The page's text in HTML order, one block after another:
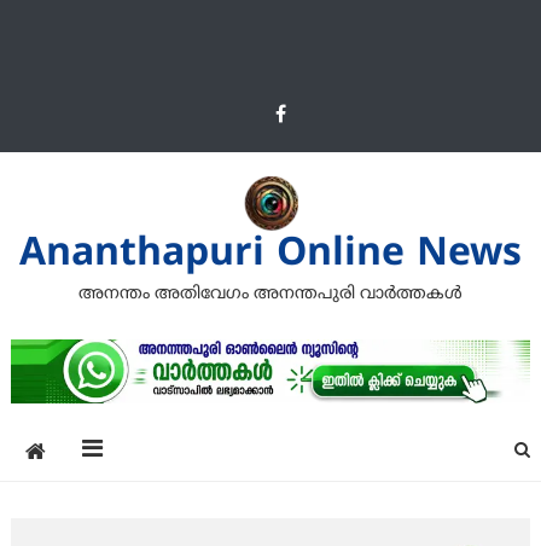
Ananthapuri Online News
അനന്തം അതിവേഗം അനന്തപുരി വാര്‍ത്തകള്‍